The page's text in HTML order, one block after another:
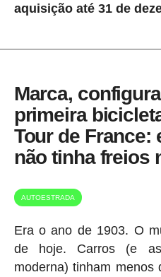
aquisição até 31 de
Marca,
primeira
Tour de France:
não tinha freios
AUTOESTRADA
Era o ano de 1903. O
de hoje. Carros (e
moderna) tinham